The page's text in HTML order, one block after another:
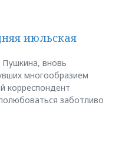
июльская
вновь
многообразием
корреспондент
заботливо